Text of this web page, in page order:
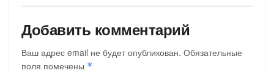
Добавить комментарий
Ваш адрес email не будет опубликован. Обязательные
поля помечены *